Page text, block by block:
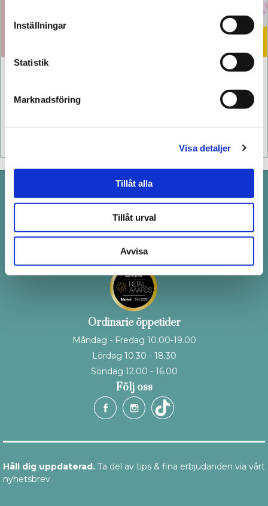
Inställningar
Statistik
Marknadsföring
Visa detaljer
Tillåt alla
Tillåt urval
Avvisa
769 kr
The Lem
1 099 kr
Läs mer
Pistill i Stockholm
Drottninggatan 100 i Stockholm
Telefon: 08-411 66 66
order@pistill.se
Ordinarie öppetider
Måndag - Fredag 10.00-19.00
Lördag 10.30 - 18.30
Söndag 12.00 - 16.00
Följ oss
Håll dig uppdaterad. Ta del av tips & fina erbjudanden via vårt
nyhetsbrev.